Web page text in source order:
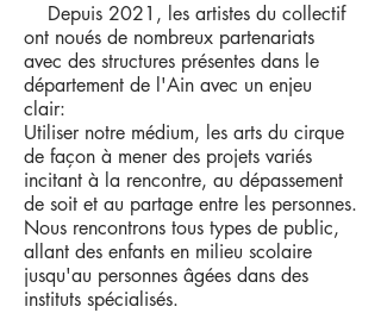
Depuis 2021, les artistes du collectif
ont noués de nombreux partenariats
avec des structures présentes dans le
département de l'Ain avec un enjeu
clair:
​Utiliser notre médium, les arts du cirque
de façon à mener des projets variés
incitant à la rencontre, au dépassement
de soit et au partage entre les personnes.
Nous rencontrons tous types de public,
allant des enfants en milieu scolaire
jusqu'au personnes âgées dans des
instituts spécialisés.